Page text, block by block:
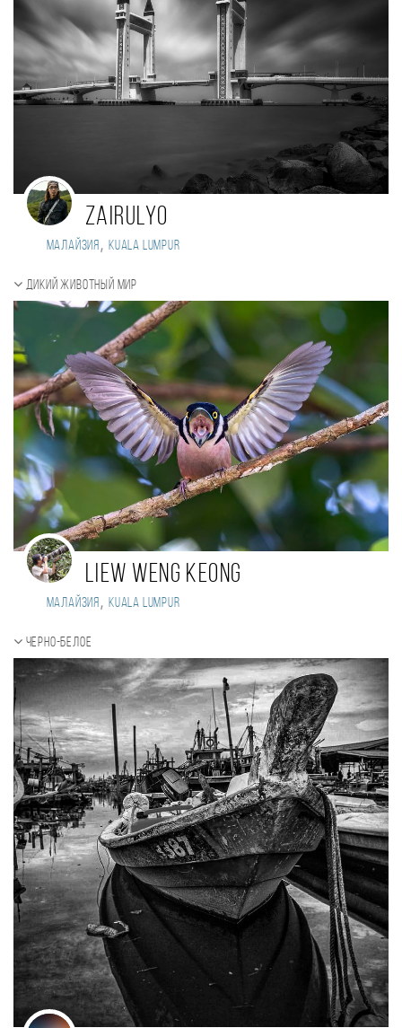
Zairulyo
Малайзия , Kuala Lumpur
Дикий животный мир
LIEW WENG KEONG
Малайзия , KUALA LUMPUR
Черно-белое